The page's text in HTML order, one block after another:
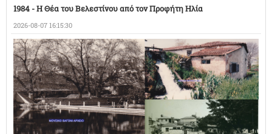
1984 - Η Θέα του Βελεστίνου από τον Προφήτη Ηλία
2026-08-07 16:15:30